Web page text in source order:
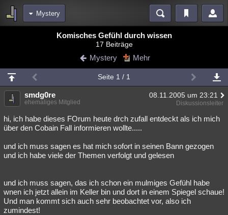
Mystery
Blogs
Chat Wiki Neuigkeiten
meine Rubriken
Menschen Mystery Kriminalfälle
Spiritualität Verschwörungen Technologie Ufologie
weitere Rubriken
Astronomie Helpdesk Gruppen Gaming Filme
Musik
Komisches Gefühl durch wissen
17 Beiträge
Mystery Mehr
Seite 1 / 1
smdg0re 08.11.2005 um 23:21
ehemaliges Mitglied Diskussionsleiter
hi, ich habe dieses FOrum heute drch zufall entdeckt als ich mich
über den Cobain Fall informieren wollte.....
und ich muss sagen es hat mich sofort in seinen Bann gezogen
und ich habe viele der Themen verfolgt und gelesen
und ich muss sagen, das ich schon ein mulmiges Gefühl habe
wnen ich jetzt allein im Keller bin und dort in einem Spiegel schaue!
Und man kommt sich auch sehr beobachtet vor, also ich
zumindest!